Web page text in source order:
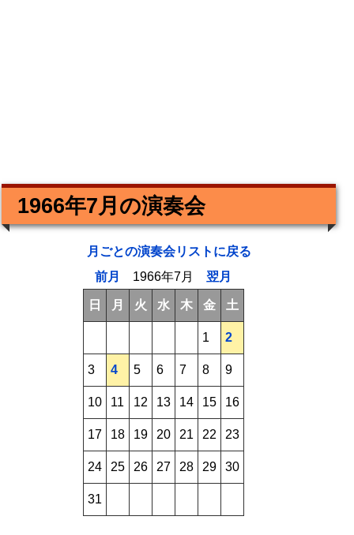
1966年7月の演奏会
月ごとの演奏会リストに戻る
前月
1966年7月翌月
日 月 火 水 木 金 土
1 2
3 4 5 6 7 8 9
10 11 12 13 14 15 16
17 18 19 20 21 22 23
24 25 26 27 28 29 30
31